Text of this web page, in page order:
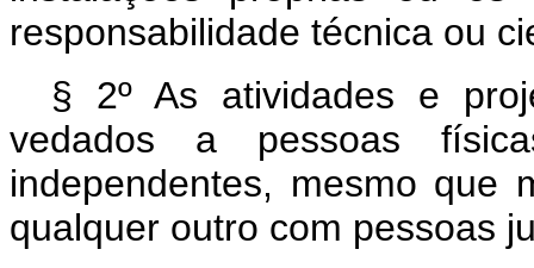
responsabilidade técnica ou
§ 2º As atividades e
vedados a pessoas
independentes, mesmo que
qualquer outro com pessoas